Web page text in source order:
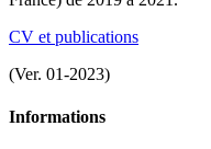
CV et publications
(Ver. 01-2023)
Informations